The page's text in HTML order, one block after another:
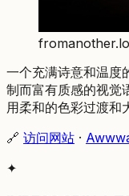
一个充满诗意和温
制而富有质感的视觉
用柔和的色彩过渡和
🔗 访问网站 ·
✦